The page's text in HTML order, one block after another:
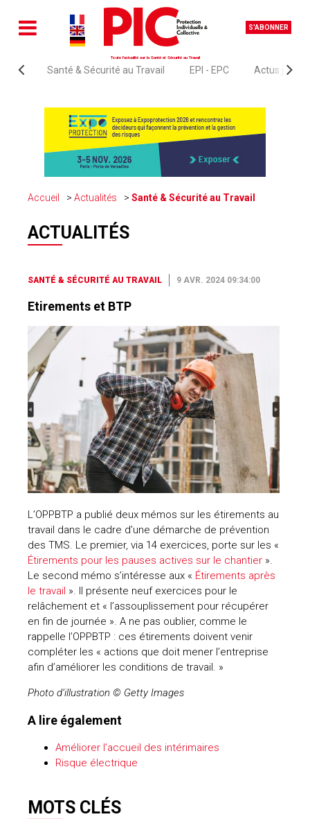
S'ABONNER
Toute l'actualité sur la Santé et Sécurité au Travail
Santé & Sécurité au Travail EPI - EPC Actus
Accueil Actualités Santé & Sécurité au Travail
ACTUALITÉS
SANTÉ & SÉCURITÉ AU TRAVAIL 9 AVR. 2024 09:34:00
Etirements et BTP
L’OPPBTP a publié deux mémos sur les étirements au
travail dans le cadre d’une démarche de prévention
des TMS. Le premier, via 14 exercices, porte sur les «
Étirements pour les pauses actives sur le chantier ».
Le second mémo s’intéresse aux « Étirements après
le travail ». Il présente neuf exercices pour le
relâchement et « l’assouplissement pour récupérer
en fin de journée ». A ne pas oublier, comme le
rappelle l’OPPBTP : ces étirements doivent venir
compléter les « actions que doit mener l’entreprise
afin d’améliorer les conditions de travail. »
Photo d’illustration © Getty Images
A lire également
Améliorer l’accueil des intérimaires
Risque électrique
MOTS CLÉS